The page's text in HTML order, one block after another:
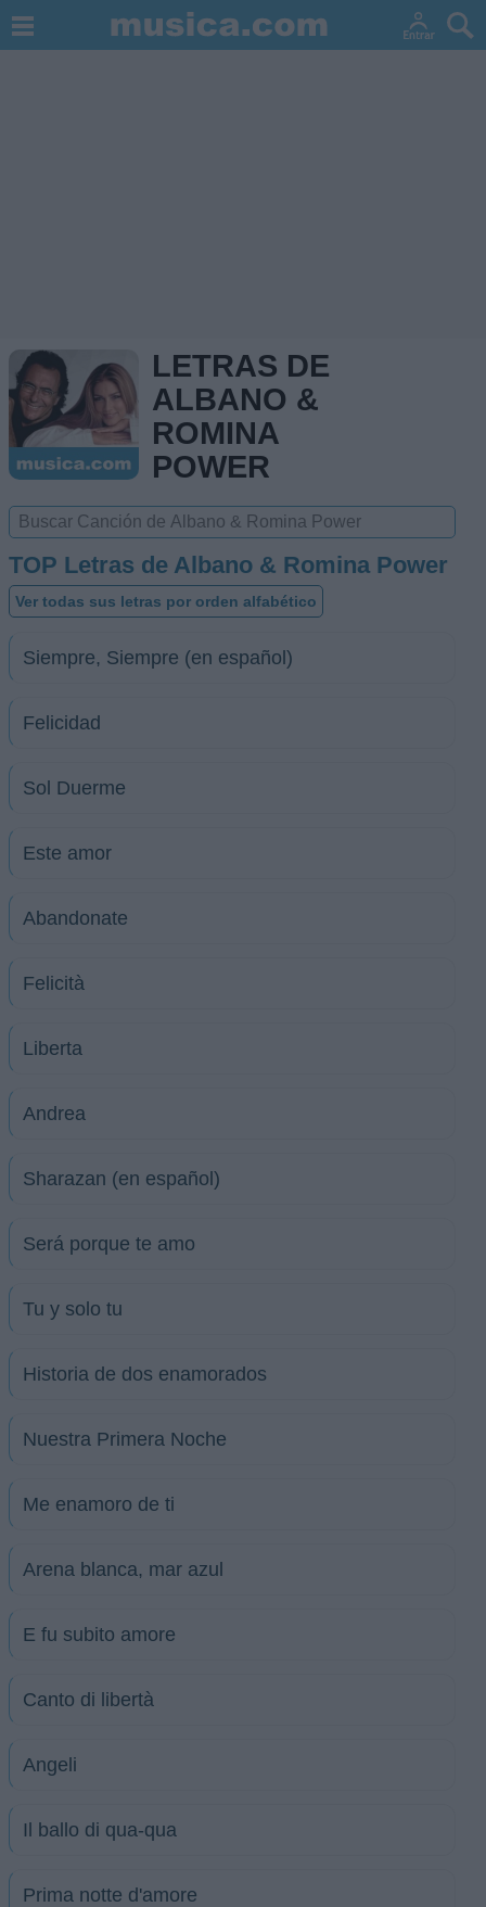
LETRAS DE
ALBANO &
ROMINA
POWER
TOP Letras de Albano & Romina Power
Ver todas sus letras por orden alfabético
Siempre, Siempre (en español)
Felicidad
Sol Duerme
Este amor
Abandonate
Felicità
Liberta
Andrea
Sharazan (en español)
Será porque te amo
Tu y solo tu
Historia de dos enamorados
Nuestra Primera Noche
Me enamoro de ti
Arena blanca, mar azul
E fu subito amore
Canto di libertà
Angeli
Il ballo di qua-qua
Prima notte d'amore